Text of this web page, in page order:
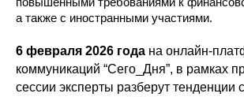
а также с иностранными участиями.
6 февраля 2026 года на онлайн-
коммуникаций “Сего_Дня”, в рамках
сессии эксперты разберут тенденции